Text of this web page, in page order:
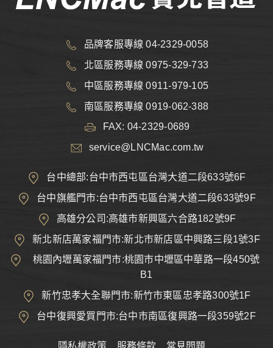
品牌客服專線 04-2329-0058
北區服務專線 0975-329-733
中區服務專線 0911-979-105
南區服務專線 0919-062-388
FAX: 04-2329-0689
service@LNCMac.com.tw
台中總部:台中市西屯區台灣大道二段633號6F
台中旗艦門市:台中市西屯區台灣大道二段633號9F
高雄分公司:高雄市新興區六合路182號9F
新北新店萬家福門市:新北市新店區中興路三段1號3F
桃園內壢萬家福門市:桃園市中壢區中華路一段450號
B1
新竹忠孝大全聯門市:新竹市東區忠孝路300號1F
台中復興愛買門市:台中市南區復興路一段359號2F
隱私權政策 服務條款 常見問題